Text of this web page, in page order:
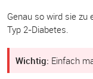
Genau so wird sie zu
Typ 2-Diabetes.
Wichtig: Einfach